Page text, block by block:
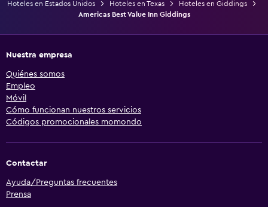
Hoteles en Estados Unidos
Hoteles en Texas
Hoteles en Giddings
Americas Best Value Inn Giddings
Nuestra empresa
Quiénes somos
Empleo
Móvil
Cómo funcionan nuestros servicios
Códigos promocionales momondo
Contactar
Ayuda/Preguntas frecuentes
Prensa